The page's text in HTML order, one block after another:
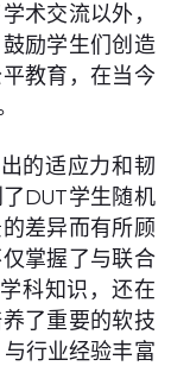
术交流以外，
励学生们创造
教育，在当今
的适应力和韧
DUT学生随机
差异而有所顾
掌握了与联合
科知识，还在
了重要的软技
行业经验丰富